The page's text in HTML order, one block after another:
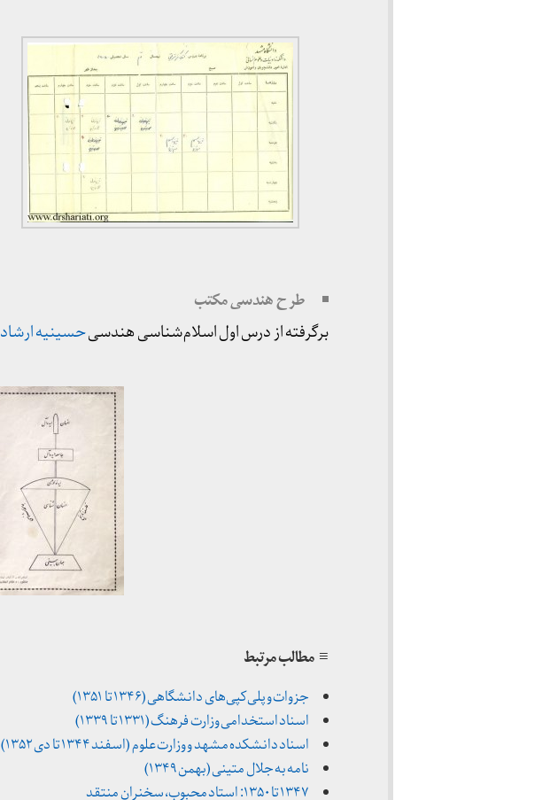
طرح هندسی مکتب
برگرفته از درس اول اسلام‌شناسی هندسیحسینیه ارشاد
≡ مطالب مرتبط
جزوات و پلی‌کپی‌های دانشگاهی (۱۳۴۶ تا ۱۳۵۱)
اسناد استخدامی وزارت فرهنگ (۱۳۳۱ تا ۱۳۳۹)
اسناد دانشکده مشهد و وزارت علوم (اسفند ۱۳۴۴ تا دی ۱۳۵۲)
نامه به جلال متینی (بهمن ۱۳۴۹)
۱۳۴۷ تا ۱۳۵۰: استاد محبوب، سخنران منتقد